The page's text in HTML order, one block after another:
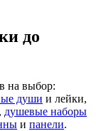
до
на выбор:
души и лейки,
, душевые наборы
и панели.